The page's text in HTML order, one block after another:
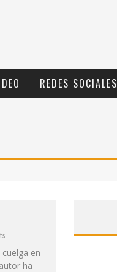
REDES SOCIALES
en
ha